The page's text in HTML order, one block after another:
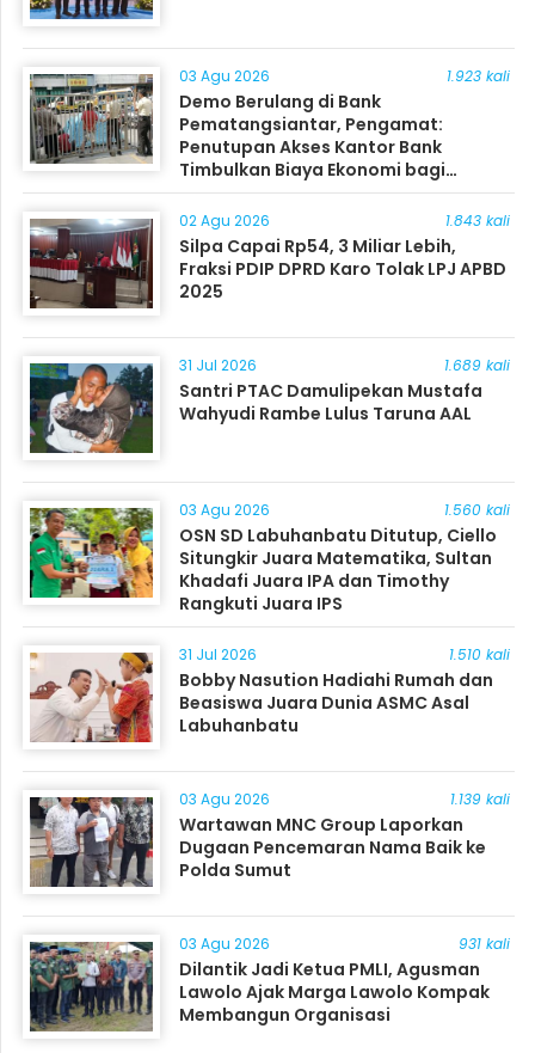
03 Agu 2026 1.923 kali
Demo Berulang di Bank
Pematangsiantar, Pengamat:
Penutupan Akses Kantor Bank
Timbulkan Biaya Ekonomi bagi
Masyarakat
02 Agu 2026 1.843 kali
Silpa Capai Rp54, 3 Miliar Lebih,
Fraksi PDIP DPRD Karo Tolak LPJ APBD
2025
31 Jul 2026 1.689 kali
Santri PTAC Damulipekan Mustafa
Wahyudi Rambe Lulus Taruna AAL
03 Agu 2026 1.560 kali
OSN SD Labuhanbatu Ditutup, Ciello
Situngkir Juara Matematika, Sultan
Khadafi Juara IPA dan Timothy
Rangkuti Juara IPS
31 Jul 2026 1.510 kali
Bobby Nasution Hadiahi Rumah dan
Beasiswa Juara Dunia ASMC Asal
Labuhanbatu
03 Agu 2026 1.139 kali
Wartawan MNC Group Laporkan
Dugaan Pencemaran Nama Baik ke
Polda Sumut
03 Agu 2026 931 kali
Dilantik Jadi Ketua PMLI, Agusman
Lawolo Ajak Marga Lawolo Kompak
Membangun Organisasi